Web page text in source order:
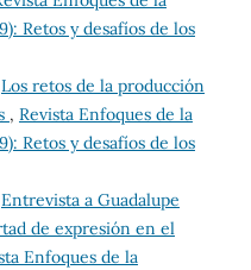
Retos y desafíos de los
Los retos de la producción
, Revista Enfoques de la
Retos y desafíos de los
Entrevista a Guadalupe
de expresión en el
Enfoques de la